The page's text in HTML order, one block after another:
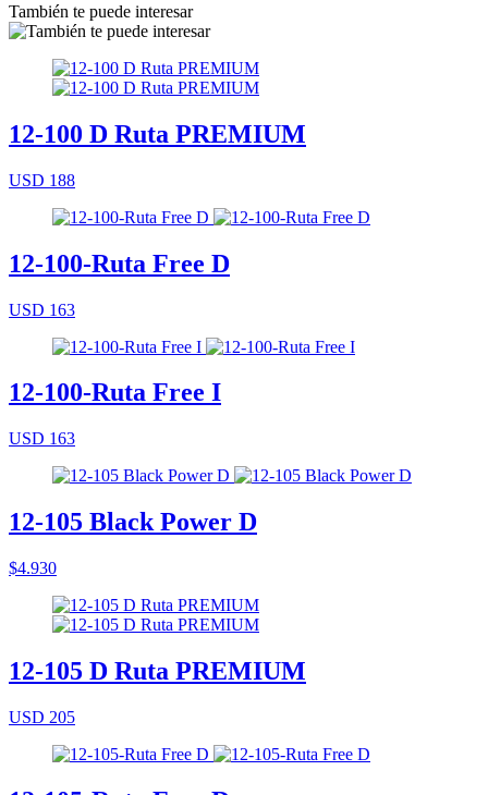
También te puede interesar
12-100 D Ruta PREMIUM
USD 188
12-100-Ruta Free D
USD 163
12-100-Ruta Free I
USD 163
12-105 Black Power D
$4.930
12-105 D Ruta PREMIUM
USD 205